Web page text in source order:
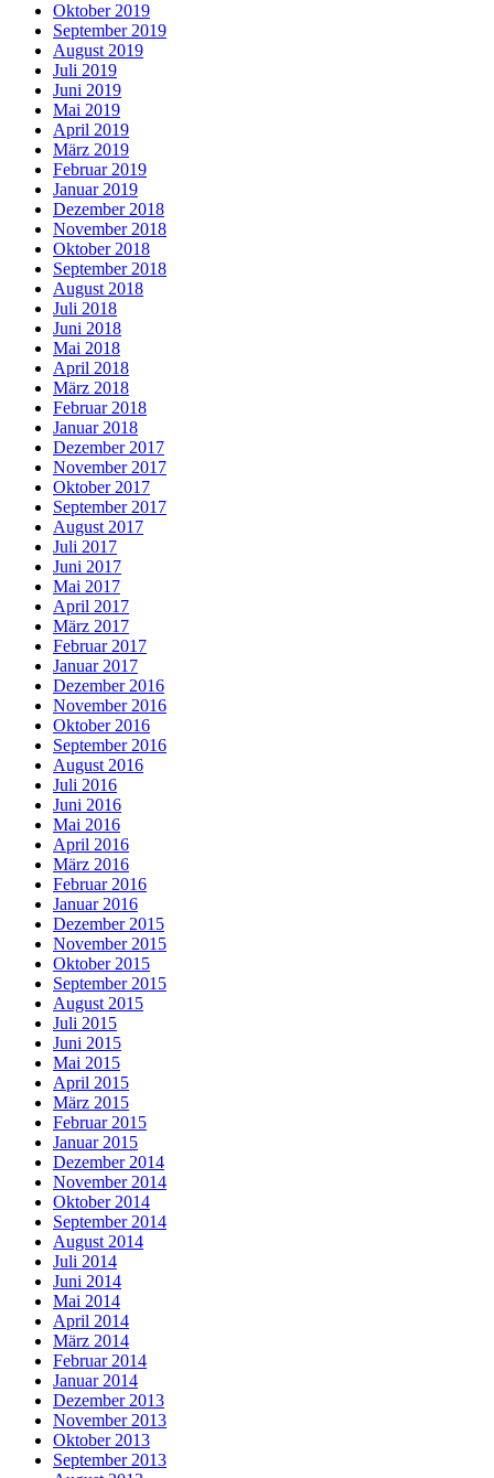
Oktober 2019
September 2019
August 2019
Juli 2019
Juni 2019
Mai 2019
April 2019
März 2019
Februar 2019
Januar 2019
Dezember 2018
November 2018
Oktober 2018
September 2018
August 2018
Juli 2018
Juni 2018
Mai 2018
April 2018
März 2018
Februar 2018
Januar 2018
Dezember 2017
November 2017
Oktober 2017
September 2017
August 2017
Juli 2017
Juni 2017
Mai 2017
April 2017
März 2017
Februar 2017
Januar 2017
Dezember 2016
November 2016
Oktober 2016
September 2016
August 2016
Juli 2016
Juni 2016
Mai 2016
April 2016
März 2016
Februar 2016
Januar 2016
Dezember 2015
November 2015
Oktober 2015
September 2015
August 2015
Juli 2015
Juni 2015
Mai 2015
April 2015
März 2015
Februar 2015
Januar 2015
Dezember 2014
November 2014
Oktober 2014
September 2014
August 2014
Juli 2014
Juni 2014
Mai 2014
April 2014
März 2014
Februar 2014
Januar 2014
Dezember 2013
November 2013
Oktober 2013
September 2013